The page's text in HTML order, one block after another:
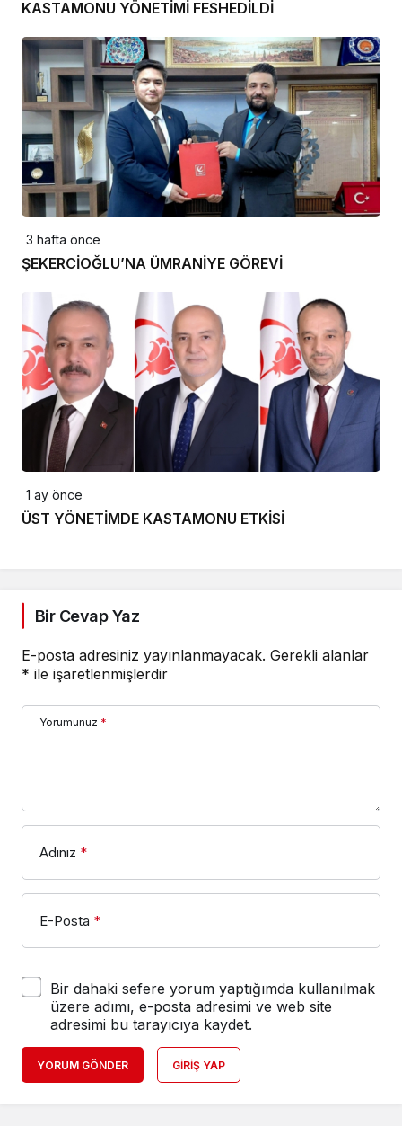
KASTAMONU YÖNETİMİ FESHEDİLDİ
3 hafta önce
ŞEKERCİOĞLU’NA ÜMRANİYE GÖREVİ
1 ay önce
ÜST YÖNETİMDE KASTAMONU ETKİSİ
Bir Cevap Yaz
E-posta adresiniz yayınlanmayacak. Gerekli alanlar
* ile işaretlenmişlerdir
Yorumunuz *
Adınız *
E-Posta *
Bir dahaki sefere yorum yaptığımda kullanılmak
üzere adımı, e-posta adresimi ve web site
adresimi bu tarayıcıya kaydet.
YORUM GÖNDER GIRIŞ YAP